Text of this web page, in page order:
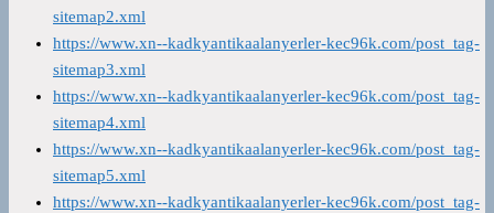
sitemap2.xml
https://www.xn--kadkyantikaalanyerler-kec96k.com/post_tag-
sitemap3.xml
https://www.xn--kadkyantikaalanyerler-kec96k.com/post_tag-
sitemap4.xml
https://www.xn--kadkyantikaalanyerler-kec96k.com/post_tag-
sitemap5.xml
https://www.xn--kadkyantikaalanyerler-kec96k.com/post_tag-